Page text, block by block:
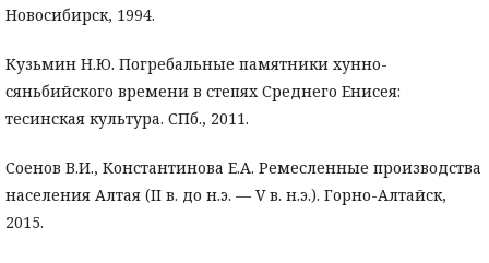
Новосибирск, 1994.
Кузьмин Н.Ю. Погребальные памятники хунно-
сяньбийского времени в степях Среднего Енисея:
тесинская культура. СПб., 2011.
Соенов В.И., Константинова Е.А. Ремесленные производства
населения Алтая (II в. до н.э. — V в. н.э.). Горно-Алтайск,
2015.